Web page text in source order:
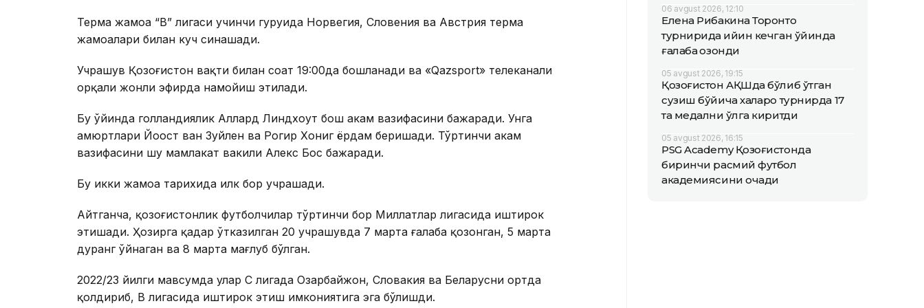
Терма жамоа “В” лигаси учинчи гуруҳида Норвегия, Словения ва Австрия терма
жамоалари билан куч синашади.
Учрашув Қозоғистон вақти билан соат 19:00да бошланади ва «Qazsport» телеканали
орқали жонли эфирда намойиш этилади.
Бу ўйинда голландиялик Аллард Линдхоут бош ҳакам вазифасини бажаради. Унга
ҳамюртлари Йоост ван Зуйлен ва Рогир Хониг ёрдам беришади. Тўртинчи ҳакам
вазифасини шу мамлакат вакили Алекс Бос бажаради.
Бу икки жамоа тарихида илк бор учрашади.
Айтганча, қозоғистонлик футболчилар тўртинчи бор Миллатлар лигасида иштирок
этишади. Ҳозирга қадар ўтказилган 20 учрашувда 7 марта ғалаба қозонган, 5 марта
дуранг ўйнаган ва 8 марта мағлуб бўлган.
2022/23 йилги мавсумда улар C лигада Озарбайжон, Словакия ва Беларусни ортда
қолдириб, В лигасида иштирок этиш имкониятига эга бўлишди.
06 avgust 2026, 12:10
Елена Рибакина Торонто
турнирида қийин кечган ўйинда
ғалаба қозонди
05 avgust 2026, 19:15
Қозоғистон АҚШда бўлиб ўтган
сузиш бўйича халқаро турнирда 17
та медални қўлга киритди
05 avgust 2026, 16:15
PSG Academy Қозоғистонда
биринчи расмий футбол
академиясини очади